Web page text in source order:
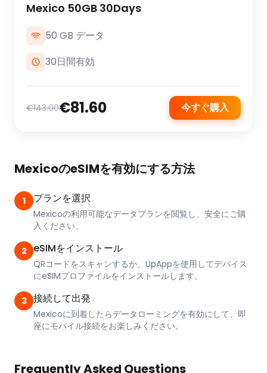
Mexico 50GB 30Days
50 GB データ
30日間有効
€143.00€81.60 今すぐ購入
MexicoのeSIMを有効にする方法
1 プランを選択
Mexicoの利用可能なデータプランを閲覧し、安全にご購
入ください。
2 eSIMをインストール
QRコードをスキャンするか、UpAppを使用してデバイス
にeSIMプロファイルをインストールします。
3 接続して出発
Mexicoに到着したらデータローミングを有効にして、即
座にモバイル接続をお楽しみください。
Frequently Asked Questions